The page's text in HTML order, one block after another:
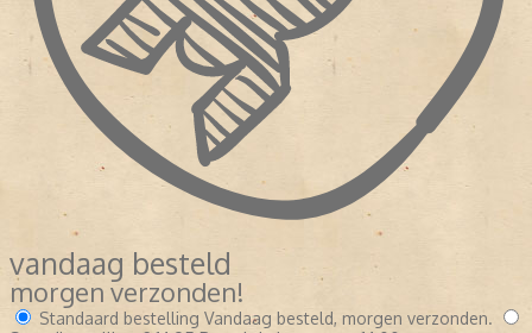
vandaag besteld
morgen verzonden!
Standaard bestelling Vandaag besteld, morgen verzonden.